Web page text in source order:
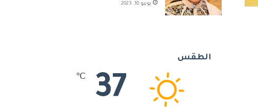
يونيو 10, 2023
الطقس
37
℃